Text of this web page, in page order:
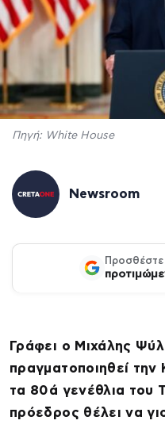
Πηγή: White House
Newsroom
Γράφει ο Μιχάλης
πραγματοποιηθεί την
τα 80ά γενέθλια του
πρόεδρος θέλει να